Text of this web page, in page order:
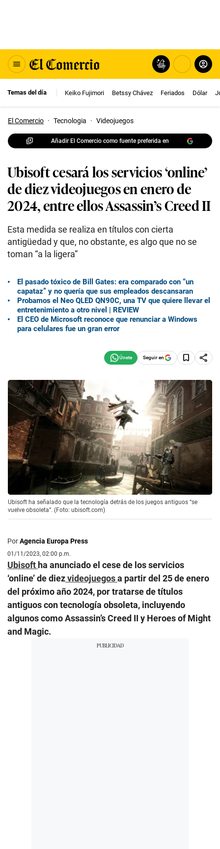
Temas del día Keiko Fujimori Betssy Chávez Feriados Dólar
El Comercio · Tecnologia · Videojuegos
Añadir El Comercio como fuente preferida en
Ubisoft cesará los servicios ‘online’
de diez videojuegos en enero de
2024, entre ellos Assassin’s Creed II
Esta medida se realiza en títulos con cierta
antigüedad y que, no obstante, es algo que no se
toman “a la ligera”
El pasado tóxico de Bill Gates: era comparado con “un
capataz” y no quería que sus empleados descansaran
Probamos el Neo QLED QN90C, una TV que quiere llevar el
entretenimiento a otro nivel | REVIEW
El CEO de Microsoft reconoce que renunciar a Windows
para celulares fue un gran error
Seguir en
Ubisoft ha señalado que la tecnología detrás de los juegos antiguos “se
vuelve obsoleta”. (Foto: ubisoft.com)
PorAgencia Europa Press
01/11/2023, 02:00 p.m.
Ubisoft ha anunciado el cese de los servicios
‘online’ de diezvideojuegosa partir del 25 de enero
del próximo año 2024, por tratarse de títulos
antiguos con tecnología obsoleta, incluyendo
algunos como Assassin’s Creed II y Heroes of Might
and Magic.